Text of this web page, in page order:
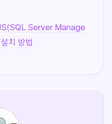
Server Manage
치 방법